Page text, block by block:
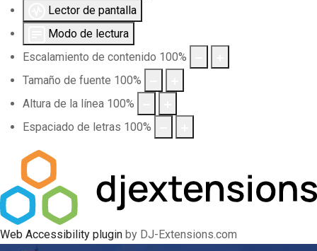
Lector de pantalla
Modo de lectura
Escalamiento de contenido 100%
Tamaño de fuente 100%
Altura de la línea 100%
Espaciado de letras 100%
Web Accessibility plugin by DJ-Extensions.com